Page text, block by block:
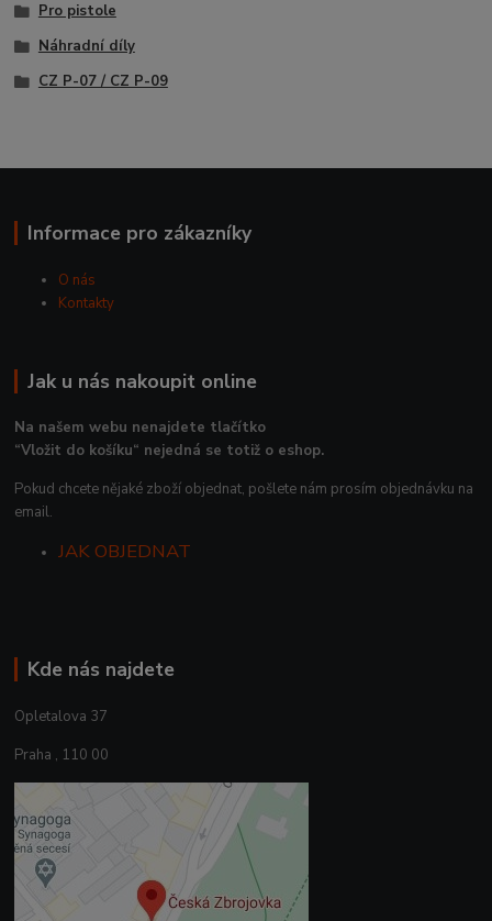
Pro pistole
Náhradní díly
CZ P-07 / CZ P-09
Informace pro zákazníky
O nás
Kontakty
Jak u nás nakoupit online
Na našem webu nenajdete tlačítko
“Vložit do košíku“ nejedná se totiž o eshop.
Pokud chcete nějaké zboží objednat, pošlete nám prosím objednávku na
email.
JAK OBJEDNAT
Kde nás najdete
Opletalova 37
Praha , 110 00